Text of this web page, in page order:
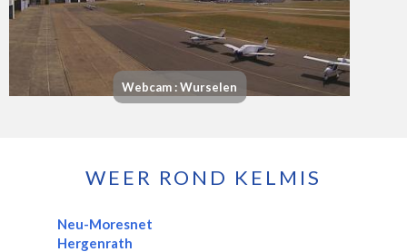
Webcam : Wurselen
WEER ROND KELMIS
Neu-Moresnet
Hergenrath